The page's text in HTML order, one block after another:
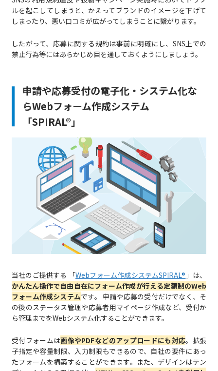
ルを起こしてしまうと、かえってブランドのイメージを下げて
しまったり、悪い口コミが広がってしまうことに繋がります。
したがって、応募に関する規約は事前に明確にし、SNS上での
禁止行為等にはあらかじめ目を通しておくようにしましょう。
申請や応募受付の電子化・システム化な
らWebフォーム作成システム
「SPIRAL®」
当社のご提供する 「Webフォーム作成システムSPIRAL® 」は、
かんたん操作で自由自在にフォーム作成が行える定額制のWeb
フォーム作成システムです。 申請や応募の受付だけでなく、そ
の後のステータス管理や応募者用マイページ作成など、受付か
ら管理までをWebシステム化することができます。
受付フォームは画像やPDFなどのアップロードにも対応。拡張
子指定や容量制限、入力制限もできるので、自社の要件にあっ
たフォームを構築することができます。また、デザインはテン